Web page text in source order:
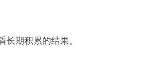
期积累的结果。